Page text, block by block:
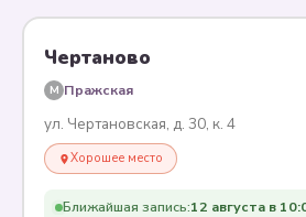
Чертаново
M Пражская
ул. Чертановская, д. 30, к. 4
Хорошее место
Ближайшая запись:12 августа в